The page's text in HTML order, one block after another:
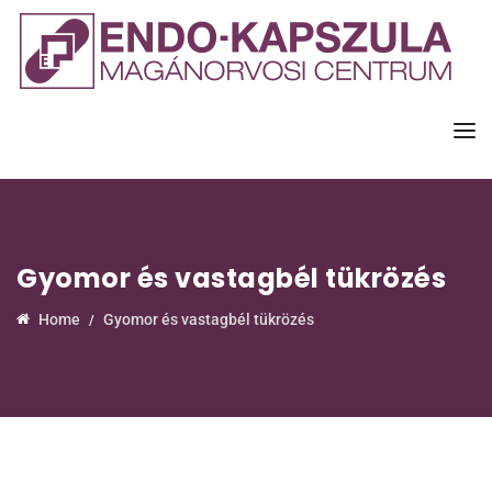
Gyomor és vastagbél tükrözés
Home Gyomor és vastagbél tükrözés